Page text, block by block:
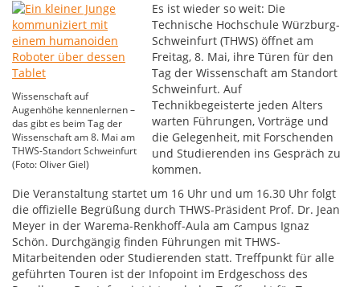
Wissenschaft auf
Augenhöhe kennenlernen –
das gibt es beim Tag der
Wissenschaft am 8. Mai am
THWS-Standort Schweinfurt
(Foto: Oliver Giel)
Es ist wieder so weit: Die
Technische Hochschule Würzburg-
Schweinfurt (THWS) öffnet am
Freitag, 8. Mai, ihre Türen für den
Tag der Wissenschaft am Standort
Schweinfurt. Auf
Technikbegeisterte jeden Alters
warten Führungen, Vorträge und
die Gelegenheit, mit Forschenden
und Studierenden ins Gespräch zu
kommen.
Die Veranstaltung startet um 16 Uhr und um 16.30 Uhr folgt
die offizielle Begrüßung durch THWS-Präsident Prof. Dr. Jean
Meyer in der Warema-Renkhoff-Aula am Campus Ignaz
Schön. Durchgängig finden Führungen mit THWS-
Mitarbeitenden oder Studierenden statt. Treffpunkt für alle
geführten Touren ist der Infopoint im Erdgeschoss des